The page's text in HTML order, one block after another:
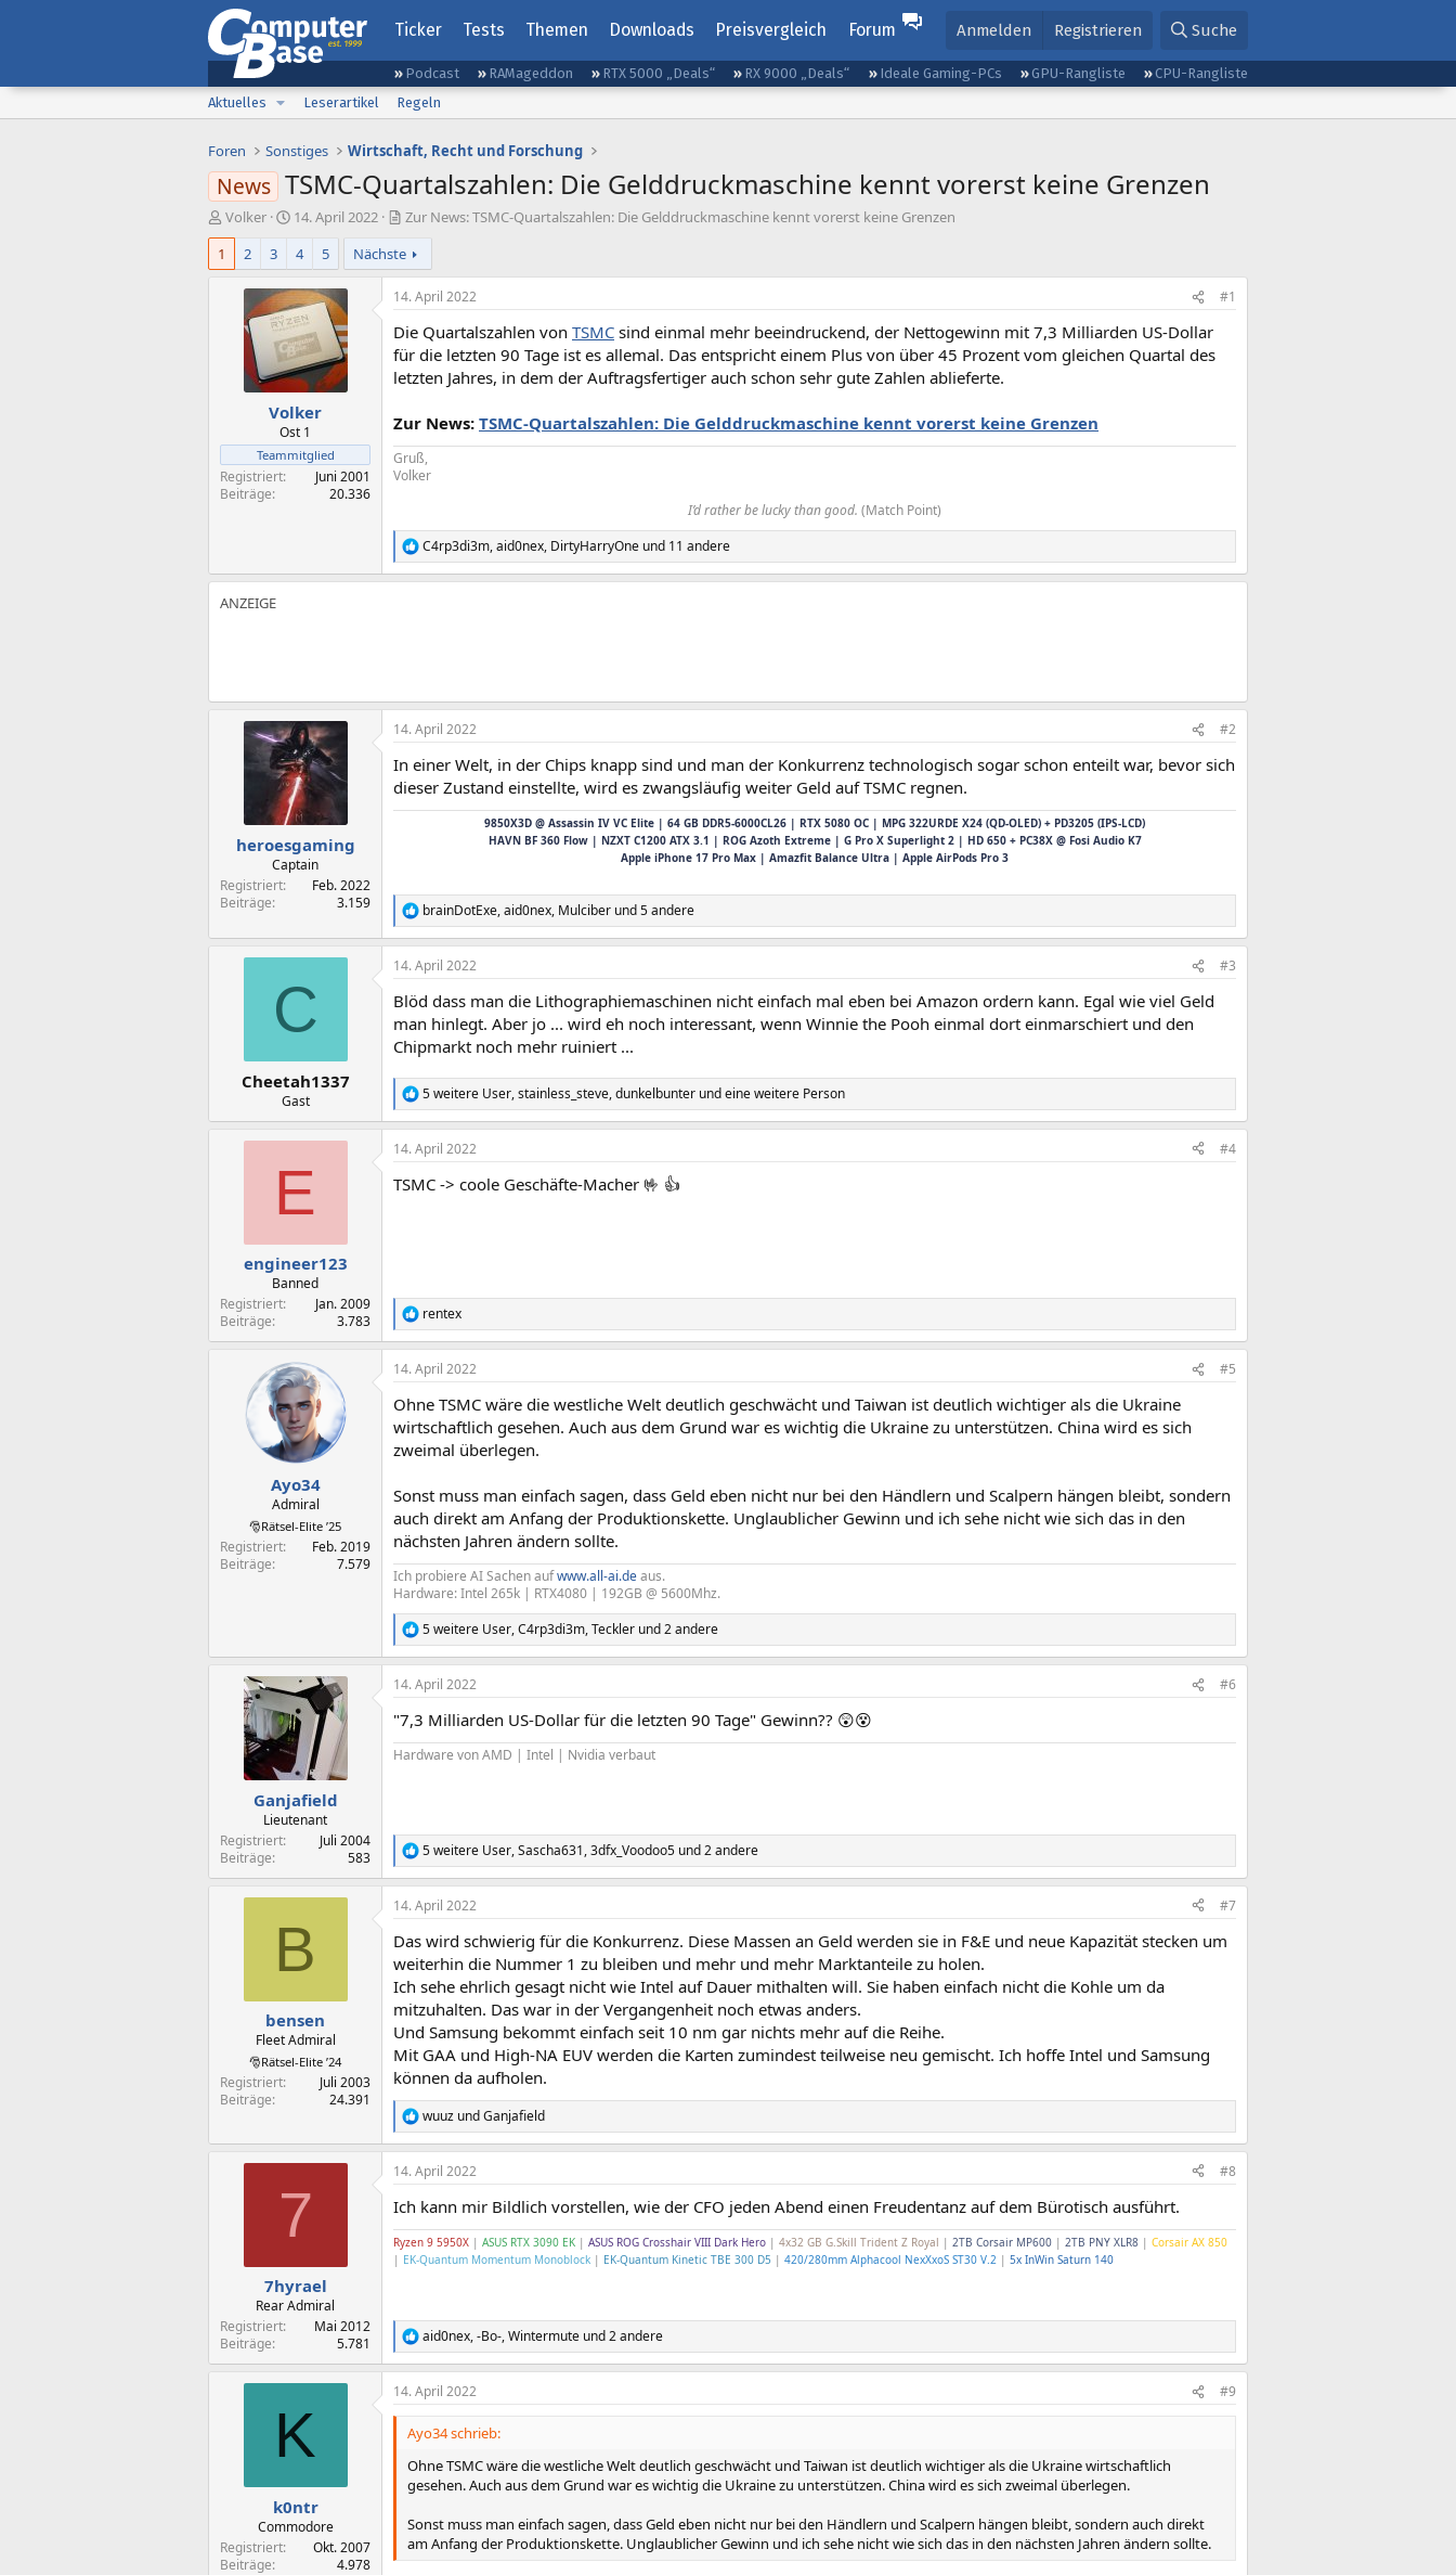
Ticker Tests Themen Downloads Preisvergleich Forum Anmelden Registrieren Suche
Podcast RAMageddon RTX 5000 „Deals“ RX 9000 „Deals“ Ideale Gaming-PCs GPU-Rangliste
CPU-Rangliste
Aktuelles
Leserartikel Regeln
Foren Sonstiges Wirtschaft, Recht und Forschung
News TSMC-Quartalszahlen: Die Gelddruckmaschine kennt vorerst keine Grenzen
E
r
t
Volker
E
r
s
t
e
l
l
t
a
m
14. April 2022
Zur News: TSMC-Quartalszahlen: Die Gelddruckmaschine kennt vorerst keine Grenzen
1
2 3 4 5 Nächste
Volker
Ost 1
Teammitglied
Registriert
Juni 2001
Beiträge
20.336
14. April 2022 #1
Die Quartalszahlen von TSMC sind einmal mehr beeindruckend, der Nettogewinn mit 7,3 Milliarden US-Dollar
für die letzten 90 Tage ist es allemal. Das entspricht einem Plus von über 45 Prozent vom gleichen Quartal des
letzten Jahres, in dem der Auftragsfertiger auch schon sehr gute Zahlen ablieferte.
Zur News: TSMC-Quartalszahlen: Die Gelddruckmaschine kennt vorerst keine Grenzen
Gruß,
Volker
I’d rather be lucky than good. (Match Point)​
R
e
a
n
:
C4rp3di3m,aid0nex, DirtyHarryOne und 11 andere
heroesgaming
Captain
Registriert
Feb. 2022
Beiträge
3.159
14. April 2022 #2
In einer Welt, in der Chips knapp sind und man der Konkurrenz technologisch sogar schon enteilt war, bevor sich
dieser Zustand einstellte, wird es zwangsläufig weiter Geld auf TSMC regnen.
9850X3D @ Assassin IV VC Elite | 64 GB DDR5-6000CL26 | RTX 5080 OC | MPG 322URDE X24 (QD-OLED) + PD3205 (IPS-LCD)
HAVN BF 360 Flow | NZXT C1200 ATX 3.1 | ROG Azoth Extreme | G Pro X Superlight 2 | HD 650 + PC38X @ Fosi Audio K7
Apple iPhone 17 Pro Max | Amazfit Balance Ultra | Apple AirPods Pro 3
R
e
a
k
i
o
n
e
n
:
brainDotExe,aid0nex, Mulciber und 5 andere
C
Cheetah1337
Gast
14. April 2022 #3
Blöd dass man die Lithographiemaschinen nicht einfach mal eben bei Amazon ordern kann. Egal wie viel Geld
man hinlegt. Aber jo ... wird eh noch interessant, wenn Winnie the Pooh einmal dort einmarschiert und den
Chipmarkt noch mehr ruiniert ...
R
e
a
k
i
5 weitere User,stainless_steve,dunkelbunter und eine weitere Person
E
engineer123
Banned
Registriert
Jan. 2009
Beiträge
3.783
14. April 2022 #4
TSMC -> coole Geschäfte-Macher 🤟 👍
R
e
a
k
i
o
e
:
rentex
Ayo34
Admiral
🎅Rätsel-Elite ’25
Registriert
Feb. 2019
Beiträge
7.579
14. April 2022 #5
Ohne TSMC wäre die westliche Welt deutlich geschwächt und Taiwan ist deutlich wichtiger als die Ukraine
wirtschaftlich gesehen. Auch aus dem Grund war es wichtig die Ukraine zu unterstützen. China wird es sich
zweimal überlegen.
Sonst muss man einfach sagen, dass Geld eben nicht nur bei den Händlern und Scalpern hängen bleibt, sondern
auch direkt am Anfang der Produktionskette. Unglaublicher Gewinn und ich sehe nicht wie sich das in den
nächsten Jahren ändern sollte.
Ich probiere AI Sachen aufwww.all-ai.deaus.
Hardware: Intel 265k | RTX4080 | 192GB @ 5600Mhz.
R
e
a
k
i
o
n
5 weitere User,C4rp3di3m,Teckler und 2 andere
Ganjafield
Lieutenant
Registriert
Juli 2004
Beiträge
583
14. April 2022 #6
"7,3 Milliarden US-Dollar für die letzten 90 Tage" Gewinn?? 😲😵
Hardware von AMD | Intel | Nvidia verbaut
R
e
a
k
i
o
n
e
n
:
5 weitere User,Sascha631,3dfx_Voodoo5 und 2 andere
B
bensen
Fleet Admiral
🎅Rätsel-Elite ’24
Registriert
Juli 2003
Beiträge
24.391
14. April 2022 #7
Das wird schwierig für die Konkurrenz. Diese Massen an Geld werden sie in F&E und neue Kapazität stecken um
weiterhin die Nummer 1 zu bleiben und mehr und mehr Marktanteile zu holen.
Ich sehe ehrlich gesagt nicht wie Intel auf Dauer mithalten will. Sie haben einfach nicht die Kohle um da
mitzuhalten. Das war in der Vergangenheit noch etwas anders.
Und Samsung bekommt einfach seit 10 nm gar nichts mehr auf die Reihe.
Mit GAA und High-NA EUV werden die Karten zumindest teilweise neu gemischt. Ich hoffe Intel und Samsung
können da aufholen.
R
e
a
k
i
o
n
e
wuuz undGanjafield
7
7hyrael
Rear Admiral
Registriert
Mai 2012
Beiträge
5.781
14. April 2022 #8
Ich kann mir Bildlich vorstellen, wie der CFO jeden Abend einen Freudentanz auf dem Bürotisch ausführt.
Ryzen 9 5950X | ASUS RTX 3090 EK | ASUS ROG Crosshair VIII Dark Hero | 4x32 GB G.Skill Trident Z Royal | 2TB Corsair MP600 | 2TB PNY XLR8 | Corsair AX 850
| EK-Quantum Momentum Monoblock | EK-Quantum Kinetic TBE 300 D5 | 420/280mm Alphacool NexXxoS ST30 V.2 | 5x InWin Saturn 140
R
e
a
k
t
n
e
aid0nex,-Bo-,Wintermute und 2 andere
K
k0ntr
Commodore
Registriert
Okt. 2007
Beiträge
4.978
14. April 2022 #9
Ayo34 schrieb:
Ohne TSMC wäre die westliche Welt deutlich geschwächt und Taiwan ist deutlich wichtiger als die Ukraine wirtschaftlich
gesehen. Auch aus dem Grund war es wichtig die Ukraine zu unterstützen. China wird es sich zweimal überlegen.
Sonst muss man einfach sagen, dass Geld eben nicht nur bei den Händlern und Scalpern hängen bleibt, sondern auch direkt
am Anfang der Produktionskette. Unglaublicher Gewinn und ich sehe nicht wie sich das in den nächsten Jahren ändern sollte.